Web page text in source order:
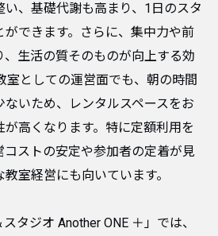
、基礎代謝も高まり、1日のスタ
ができます。さらに、集中力や前
、生活の質そのものが向上する効
室としての運営面でも、朝の時間
いため、レンタルスペースをお
高くなります。特に定額利用を
ストの安定や参加者の定着が見
室経営にも向いています。
タジオ Another ONE ＋」では、